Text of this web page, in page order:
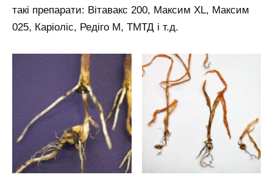
такі препарати: Вітавакс 200, Максим XL, Максим
025, Каріоліс, Редіго М, ТМТД і т.д.